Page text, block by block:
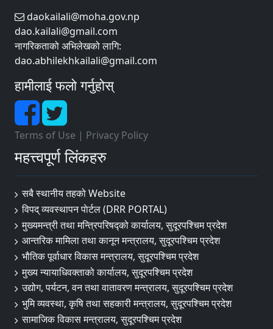
daokailali@moha.gov.np
dao.kailali@gmail.com
नागरिकताको अभिलेखको लागि:
dao.abhilekhkailali@gmail.com
हामीलाई फलो गर्नुहोस्
Terms of Use | Privacy Policy
महत्त्वपूर्ण लिंकहरु
सबै स्थानीय तहको Website
विपद् व्यवस्थापन पाेर्टल (DRR PORTAL)
मुख्यमन्त्री तथा मन्त्रिपरिषद्को कार्यालय, सुदूरपश्चिम प्रदेश
आन्तरिक मामिला तथा कानून मन्त्रालय, सुदूरपश्चिम प्रदेश
भौतिक पूर्वाधार विकास मन्त्रालय, सुदूरपश्चिम प्रदेश
मुख्य न्यायाधिवक्ताको कार्यालय, सुदूरपश्चिम प्रदेश
उद्योग, पर्यटन, वन तथा वातावरण मन्त्रालय, सुदूरपश्चिम प्रदेश
भुमि व्यवस्था, कृषि तथा सहकारी मन्त्रालय, सुदूरपश्चिम प्रदेश
सामाजिक विकास मन्त्रालय, सुदूरपश्चिम प्रदेश